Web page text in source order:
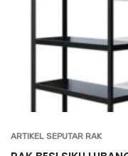
ARTIKEL SEPUTAR RAK